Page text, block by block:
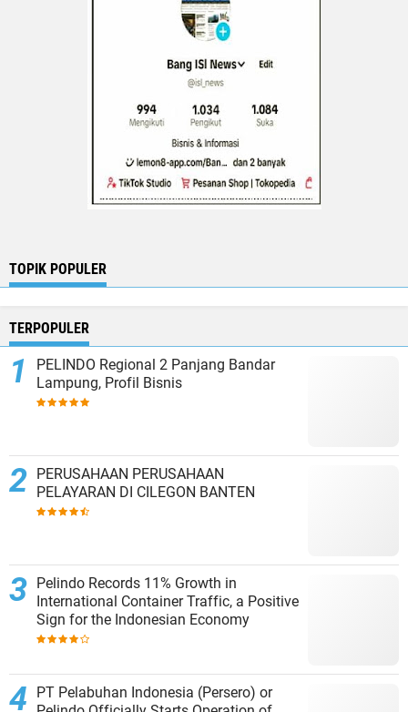
TOPIK POPULER
TERPOPULER
PELINDO Regional 2 Panjang Bandar
Lampung, Profil Bisnis
PERUSAHAAN PERUSAHAAN
PELAYARAN DI CILEGON BANTEN
Pelindo Records 11% Growth in
International Container Traffic, a Positive
Sign for the Indonesian Economy
PT Pelabuhan Indonesia (Persero) or